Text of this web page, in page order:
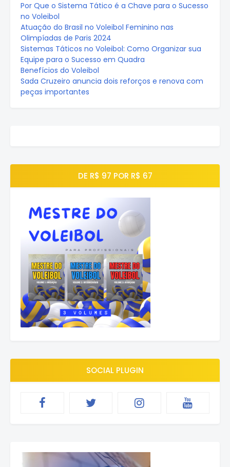
Por Que o Sistema Tático é a Chave para o Sucesso
no Voleibol
Atuação do Brasil no Voleibol Feminino nas
Olimpíadas de Paris 2024
Sistemas Táticos no Voleibol: Como Organizar sua
Equipe para o Sucesso em Quadra
Benefícios do Voleibol
Sada Cruzeiro anuncia dois reforços e renova com
peças importantes
DE R$ 97 POR R$ 67
SOCIAL PLUGIN